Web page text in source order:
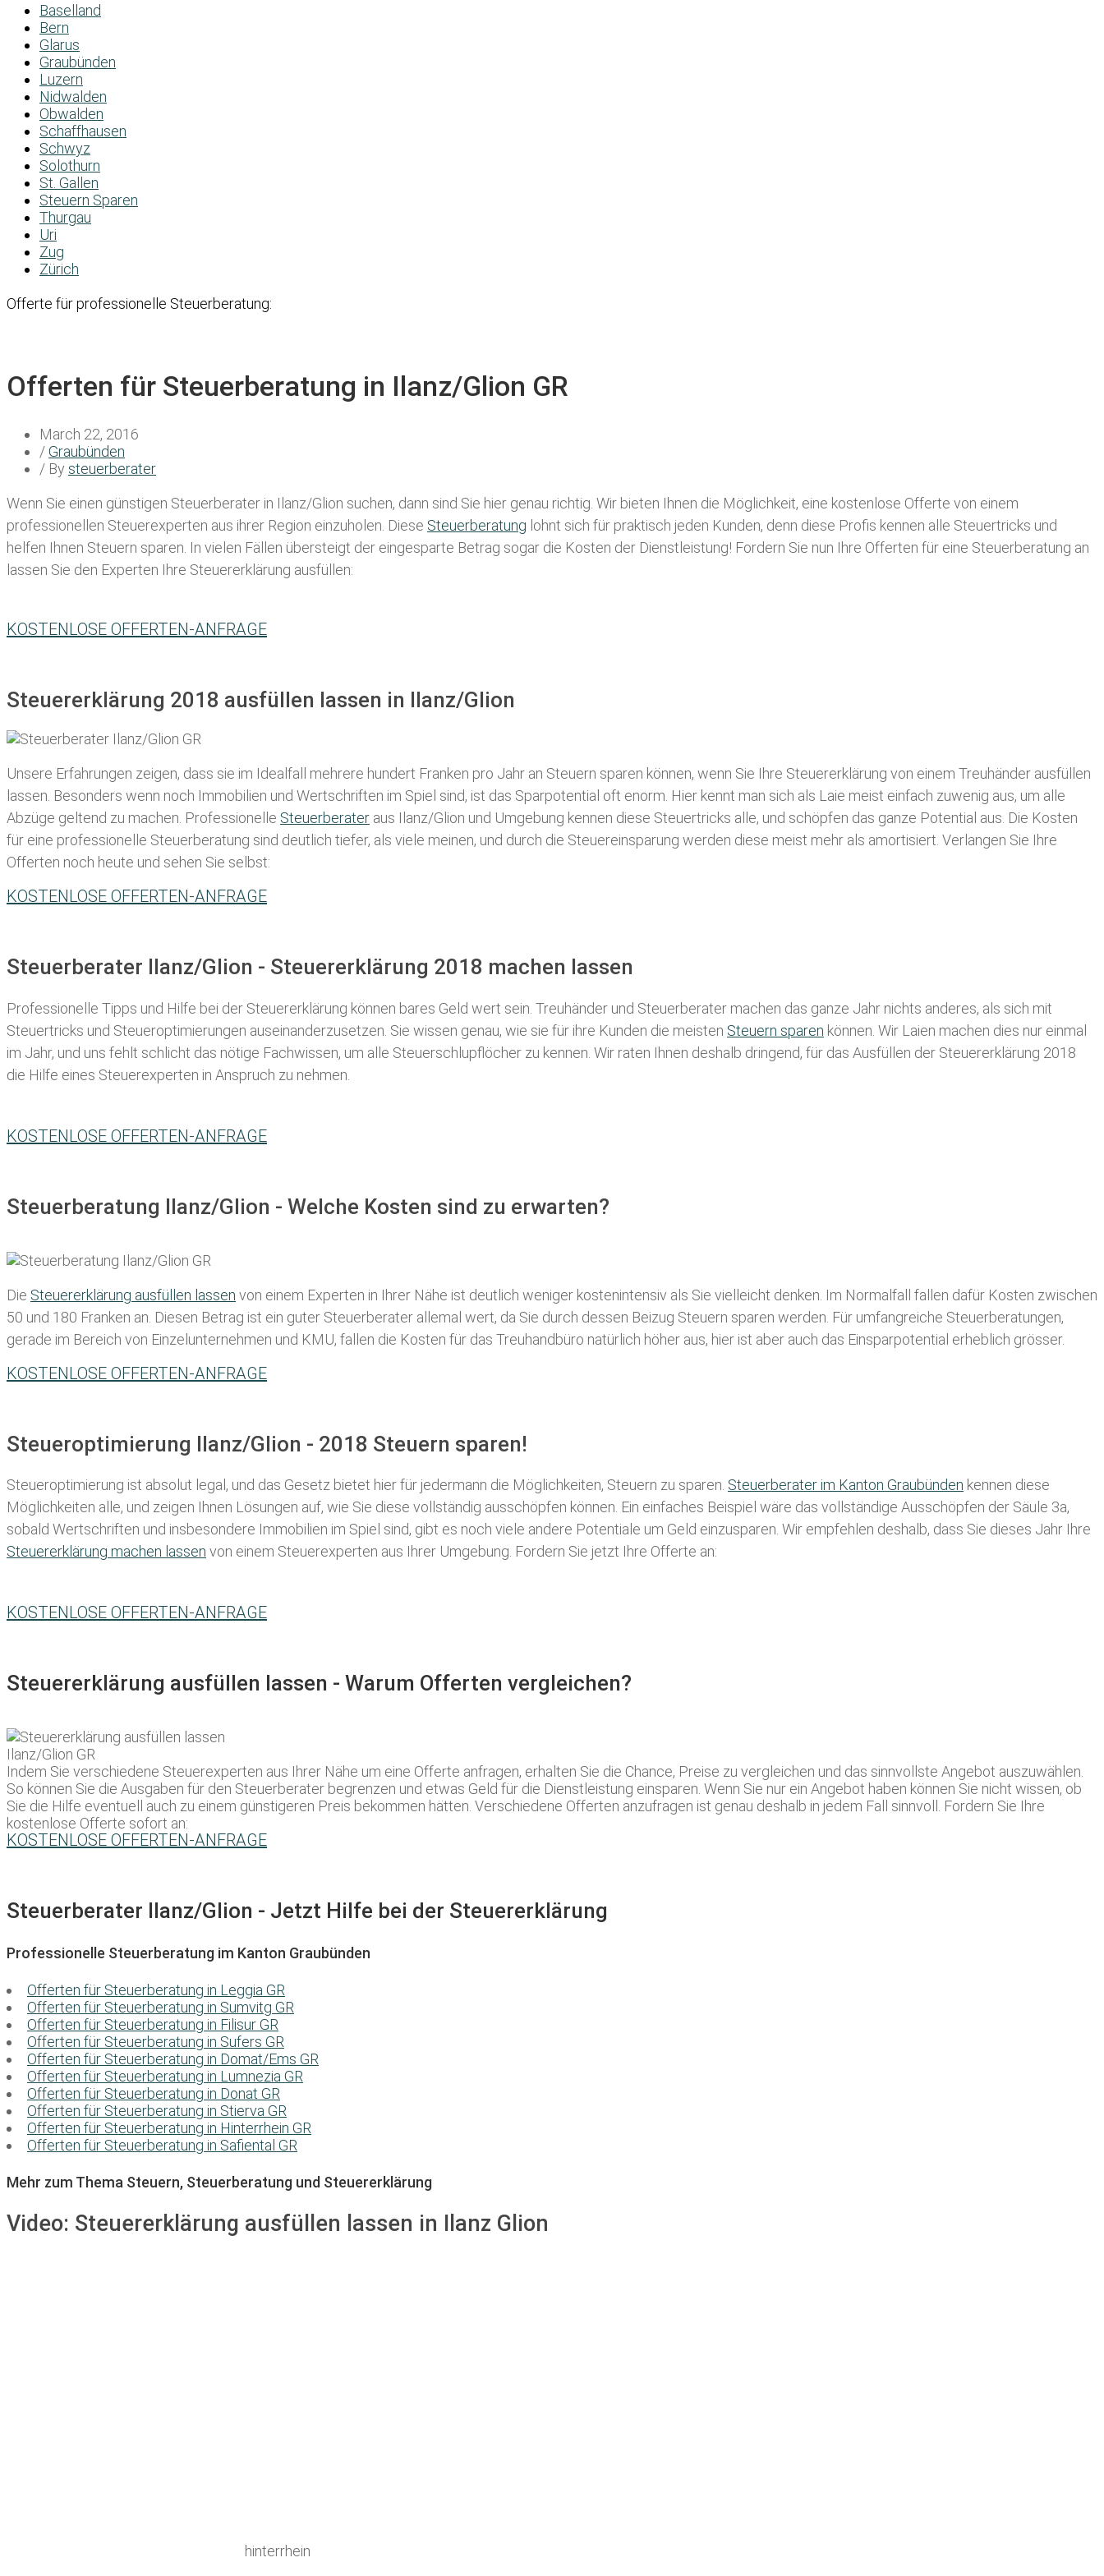
Baselland
Bern
Glarus
Graubünden
Luzern
Nidwalden
Obwalden
Schaffhausen
Schwyz
Solothurn
St. Gallen
Steuern Sparen
Thurgau
Uri
Zug
Zürich
Offerte für professionelle Steuerberatung:
Offerten für Steuerberatung in Ilanz/Glion GR
March 22, 2016
/Graubünden
/ By steuerberater
Wenn Sie einen günstigen Steuerberater in Ilanz/Glion suchen, dann sind Sie hier genau richtig. Wir bieten Ihnen die Möglichkeit, eine kostenlose Offerte von einem
professionellen Steuerexperten aus ihrer Region einzuholen. Diese Steuerberatung lohnt sich für praktisch jeden Kunden, denn diese Profis kennen alle Steuertricks und
helfen Ihnen Steuern sparen. In vielen Fällen übersteigt der eingesparte Betrag sogar die Kosten der Dienstleistung! Fordern Sie nun Ihre Offerten für eine Steuerberatung an
lassen Sie den Experten Ihre Steuererklärung ausfüllen:
KOSTENLOSE OFFERTEN-ANFRAGE
Steuererklärung 2018 ausfüllen lassen in Ilanz/Glion
Unsere Erfahrungen zeigen, dass sie im Idealfall mehrere hundert Franken pro Jahr an Steuern sparen können, wenn Sie Ihre Steuererklärung von einem Treuhänder ausfüllen
lassen . Besonders wenn noch Immobilien und Wertschriften im Spiel sind, ist das Sparpotential oft enorm. Hier kennt man sich als Laie meist einfach zuwenig aus, um alle
Abzüge geltend zu machen. Professionelle Steuerberater aus Ilanz/Glion und Umgebung kennen diese Steuertricks alle, und schöpfen das ganze Potential aus. Die Kosten
für eine professionelle Steuerberatung sind deutlich tiefer, als viele meinen, und durch die Steuereinsparung werden diese meist mehr als amortisiert. Verlangen Sie Ihre
Offerten noch heute und sehen Sie selbst:
KOSTENLOSE OFFERTEN-ANFRAGE
Steuerberater Ilanz/Glion - Steuererklärung 2018 machen lassen
Professionelle Tipps und Hilfe bei der Steuererklärung können bares Geld wert sein. Treuhänder und Steuerberater machen das ganze Jahr nichts anderes, als sich mit
Steuertricks und Steueroptimierungen auseinanderzusetzen. Sie wissen genau, wie sie für ihre Kunden die meisten Steuern sparen können. Wir Laien machen dies nur einmal
im Jahr, und uns fehlt schlicht das nötige Fachwissen, um alle Steuerschlupflöcher zu kennen. Wir raten Ihnen deshalb dringend, für das Ausfüllen der Steuererklärung 2018
die Hilfe eines Steuerexperten in Anspruch zu nehmen.
KOSTENLOSE OFFERTEN-ANFRAGE
Steuerberatung Ilanz/Glion - Welche Kosten sind zu erwarten?
Die Steuererklärung ausfüllen lassen von einem Experten in Ihrer Nähe ist deutlich weniger kostenintensiv als Sie vielleicht denken. Im Normalfall fallen dafür Kosten zwischen
50 und 180 Franken an. Diesen Betrag ist ein guter Steuerberater allemal wert, da Sie durch dessen Beizug Steuern sparen werden. Für umfangreiche Steuerberatungen,
gerade im Bereich von Einzelunternehmen und KMU, fallen die Kosten für das Treuhandbüro natürlich höher aus, hier ist aber auch das Einsparpotential erheblich grösser.
KOSTENLOSE OFFERTEN-ANFRAGE
Steueroptimierung Ilanz/Glion - 2018 Steuern sparen!
Steueroptimierung ist absolut legal, und das Gesetz bietet hier für jedermann die Möglichkeiten, Steuern zu sparen. Steuerberater im K anton Graubünden kennen diese
Möglichkeiten alle, und zeigen Ihnen Lösungen auf, wie Sie diese vollständig ausschöpfen können. Ein einfaches Beispiel wäre das vollständige Ausschöpfen der Säule 3a,
sobald Wertschriften und insbesondere Immobilien im Spiel sind, gibt es noch viele andere Potentiale um Geld einzusparen. Wir empfehlen deshalb, dass Sie dieses Jahr Ihre
Steuererklärung machen lassen von einem Steuerexperten aus Ihrer Umgebung. Fordern Sie jetzt Ihre Offerte an:
KOSTENLOSE OFFERTEN-ANFRAGE
Steuererklärung ausfüllen lassen - Warum Offerten vergleichen?
Indem Sie verschiedene Steuerexperten aus Ihrer Nähe um eine Offerte anfragen, erhalten Sie die Chance, Preise zu vergleichen und das sinnvollste Angebot auszuwählen.
So können Sie die Ausgaben für den Steuerberater begrenzen und etwas Geld für die Dienstleistung einsparen. Wenn Sie nur ein Angebot haben können Sie nicht wissen, ob
Sie die Hilfe eventuell auch zu einem günstigeren Preis bekommen hätten. Verschiedene Offerten anzufragen ist genau deshalb in jedem Fall sinnvoll. Fordern Sie Ihre
kostenlose Offerte sofort an:
KOSTENLOSE OFFERTEN-ANFRAGE
Steuerberater Ilanz/Glion - Jetzt Hilfe bei der Steuererklärung
Professionelle Steuerberatung im Kanton Graubünden
Offerten für Steuerberatung in Leggia GR
Offerten für Steuerberatung in Sumvitg GR
Offerten für Steuerberatung in Filisur GR
Offerten für Steuerberatung in Sufers GR
Offerten für Steuerberatung in Domat/Ems GR
Offerten für Steuerberatung in Lumnezia GR
Offerten für Steuerberatung in Donat GR
Offerten für Steuerberatung in Stierva GR
Offerten für Steuerberatung in Hinterrhein GR
Offerten für Steuerberatung in Safiental GR
Mehr zum Thema Steuern, Steuerberatung und Steuererklärung
Video: Steuererklärung ausfüllen lassen in Ilanz Glion
hinterrhein